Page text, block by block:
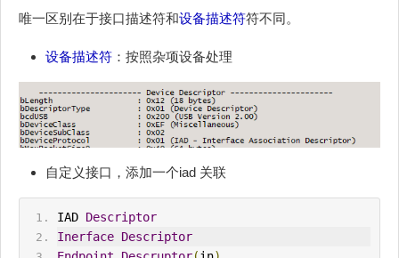
唯一区别在于接口描述符和设备描述符符不同。
设备描述符 ：按照杂项设备处理
自定义接口，添加一个iad 关联
IAD Descriptor
Inerface Descriptor